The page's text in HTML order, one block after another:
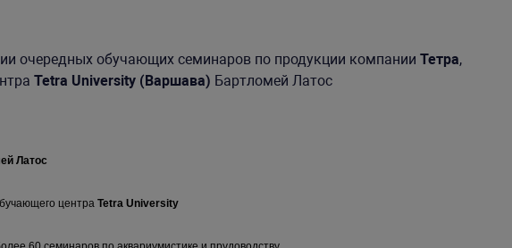
очередных обучающих семинаров по продукции компании Тетра,
Tetra University (Варшава) Бартломей Латос
Латос
центраTetra University